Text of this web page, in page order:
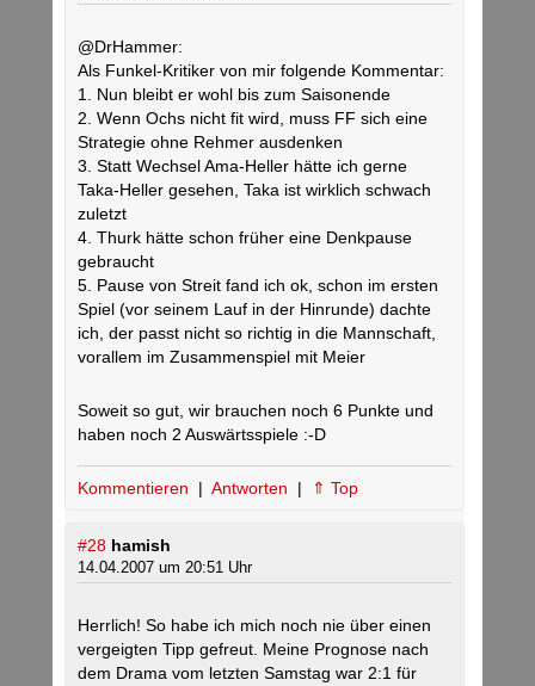
@DrHammer:
Als Funkel-Kritiker von mir folgende Kommentar:
1. Nun bleibt er wohl bis zum Saisonende
2. Wenn Ochs nicht fit wird, muss FF sich eine
Strategie ohne Rehmer ausdenken
3. Statt Wechsel Ama-Heller hätte ich gerne
Taka-Heller gesehen, Taka ist wirklich schwach
zuletzt
4. Thurk hätte schon früher eine Denkpause
gebraucht
5. Pause von Streit fand ich ok, schon im ersten
Spiel (vor seinem Lauf in der Hinrunde) dachte
ich, der passt nicht so richtig in die Mannschaft,
vorallem im Zusammenspiel mit Meier
Soweit so gut, wir brauchen noch 6 Punkte und
haben noch 2 Auswärtsspiele :-D
Kommentieren | Antworten | ⇑ Top
#28 hamish
14.04.2007 um 20:51 Uhr
Herrlich! So habe ich mich noch nie über einen
vergeigten Tipp gefreut. Meine Prognose nach
dem Drama vom letzten Samstag war 2:1 für